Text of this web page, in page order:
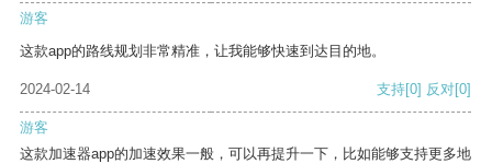
游客
这款app的路线规划非常精准，让我能够快速到达目的地。
2024-02-14 支持[0] 反对[0]
游客
这款加速器app的加速效果一般，可以再提升一下，比如能够支持更多地